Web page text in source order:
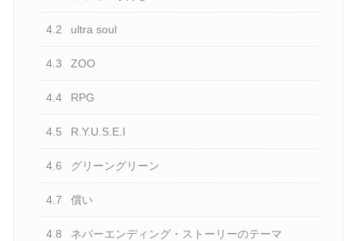
4.2 ultra soul
4.3 ZOO
4.4 RPG
4.5 R.Y.U.S.E.I
4.6 グリーングリーン
4.7 償い
4.8 ネバーエンディング・ストーリーのテーマ